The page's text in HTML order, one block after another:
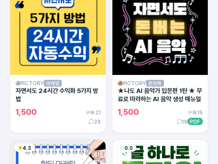
PICTORY 마케팅
자면서도 24시간 수익화 5가지 방
법
1,500
구매 21
28
PICTORY 전자책
★나도 AI 음악가 입문편 1탄 ★ 무
료로 따라하는 AI 음악 생성 매뉴얼
1,500
구매 15
19 PDF
4.3 0.0